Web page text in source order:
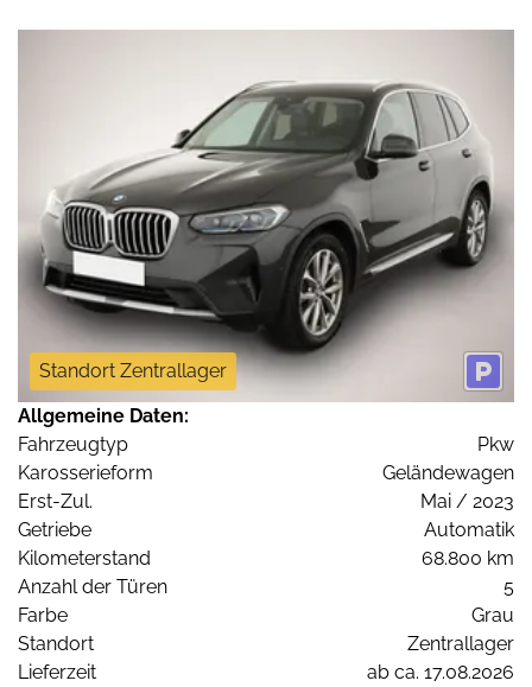
Standort Zentrallager
Allgemeine Daten:
Fahrzeugtyp
Pkw
Karosserieform
Geländewagen
Erst-Zul.
Mai / 2023
Getriebe
Automatik
Kilometerstand
68.800 km
Anzahl der Türen
5
Farbe
Grau
Standort
Zentrallager
Lieferzeit
ab ca. 17.08.2026